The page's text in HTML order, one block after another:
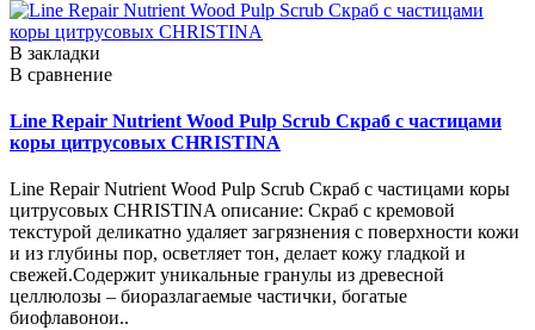
В закладки
В сравнение
Line Repair Nutrient Wood Pulp Scrub Скраб с частицами
коры цитрусовых CHRISTINA
Line Repair Nutrient Wood Pulp Scrub Скраб с частицами коры
цитрусовых CHRISTINA описание: Скраб с кремовой
текстурой деликатно удаляет загрязнения с поверхности кожи
и из глубины пор, осветляет тон, делает кожу гладкой и
свежей.Содержит уникальные гранулы из древесной
целлюлозы – биоразлагаемые частички, богатые
биофлавонои..